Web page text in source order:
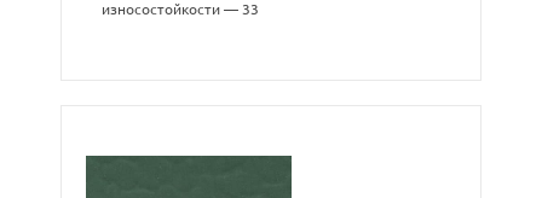
износостойкости — 33